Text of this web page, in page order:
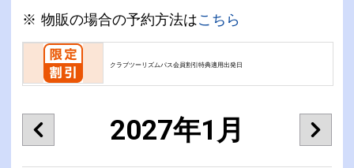
物販の場合の予約方法はこちら
クラブツーリズムパス会員割引特典適用出発日
2027年1月